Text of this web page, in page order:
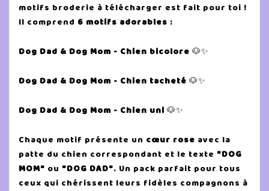
motifs broderie à télécharger est fait pour toi !
Il comprend 6 motifs adorables :
Dog Dad & Dog Mom - Chien bicolore 🐶✨
Dog Dad & Dog Mom - Chien tacheté 🐶✨
Dog Dad & Dog Mom - Chien uni 🐶✨
Chaque motif présente un cœur rose avec la
patte du chien correspondant et le texte "DOG
MOM" ou "DOG DAD". Un pack parfait pour tous
ceux qui chérissent leurs fidèles compagnons à